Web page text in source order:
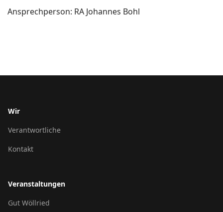
Ansprechperson: RA Johannes Bohl
Wir
Verantwortliche
Kontakt
Veranstaltungen
Gut Wöllried